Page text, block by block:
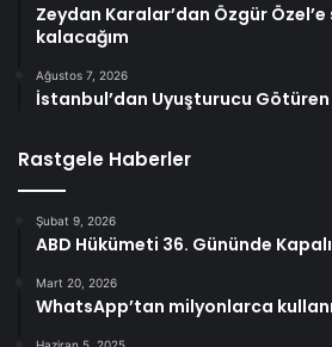
Zeydan Karalar’dan Özgür Özel’e
kalacağım
Ağustos 7, 2026
İstanbul’dan Uyuşturucu Götüren
Rastgele Haberler
Şubat 9, 2026
ABD Hükümeti 36. Gününde Kapalı
Mart 20, 2026
WhatsApp’tan milyonlarca